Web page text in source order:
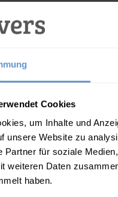
Cookies
um Inhalte und
unsere Website zu
Partner für soziale
weiteren Daten
haben.
unterhalb der lokalen
nicht für derartige
empfehlen Ihnen,
Kundenservice